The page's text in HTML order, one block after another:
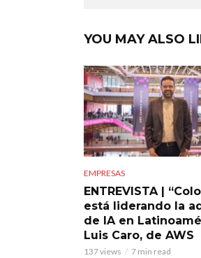
YOU MAY ALSO
EMPRESAS
ENTREVISTA |
está liderando la
de IA en
Luis Caro, de AWS
137 views 7 min read